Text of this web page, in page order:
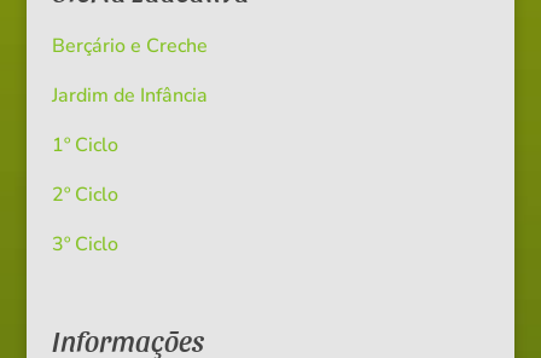
Berçário e Creche
Jardim de Infância
1º Ciclo
2º Ciclo
3º Ciclo
Informações